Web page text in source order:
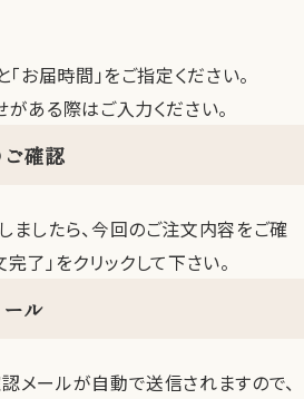
「お届時間」をご指定ください。
ある際はご入力ください。
確認
ましたら、今回のご注文内容をご確
了」をクリックして下さい。
ル
メールが自動で送信されますので、